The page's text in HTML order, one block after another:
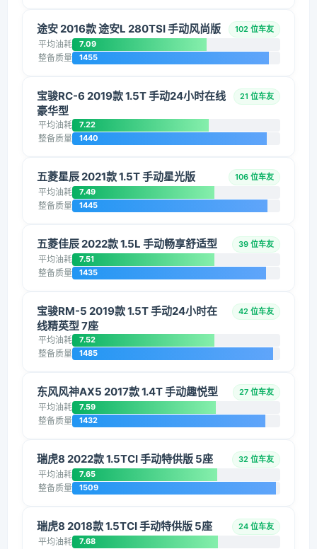
途安 2016款 途安L 280TSI 手动风尚版 102 位车友
平均油耗 7.09
整备质量 1455
宝骏RC-6 2019款 1.5T 手动24小时在线
豪华型
21 位车友
平均油耗 7.22
整备质量 1440
五菱星辰 2021款 1.5T 手动星光版 106 位车友
平均油耗 7.49
整备质量 1445
五菱佳辰 2022款 1.5L 手动畅享舒适型 39 位车友
平均油耗 7.51
整备质量 1435
宝骏RM-5 2019款 1.5T 手动24小时在
线精英型 7座
42 位车友
平均油耗 7.52
整备质量 1485
东风风神AX5 2017款 1.4T 手动趣悦型 27 位车友
平均油耗 7.59
整备质量 1432
瑞虎8 2022款 1.5TCI 手动特供版 5座 32 位车友
平均油耗 7.65
整备质量 1509
瑞虎8 2018款 1.5TCI 手动特供版 5座 24 位车友
平均油耗 7.68